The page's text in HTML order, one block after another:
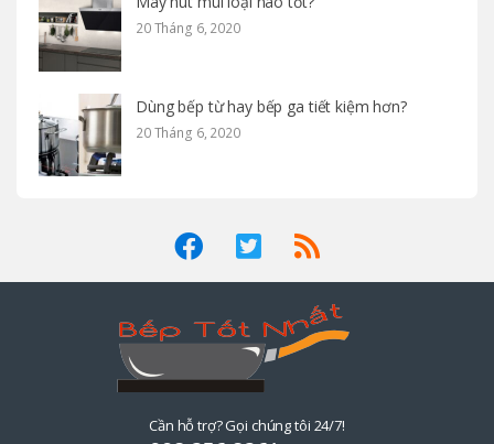
20 Tháng 6, 2020
Dùng bếp từ hay bếp ga tiết kiệm hơn?
20 Tháng 6, 2020
Cần hỗ trợ? Gọi chúng tôi 24/7!